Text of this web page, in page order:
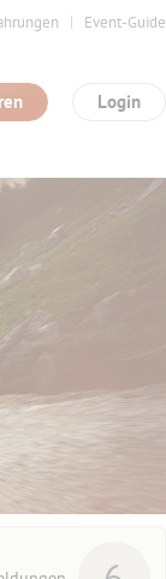
Event-Guide
Login